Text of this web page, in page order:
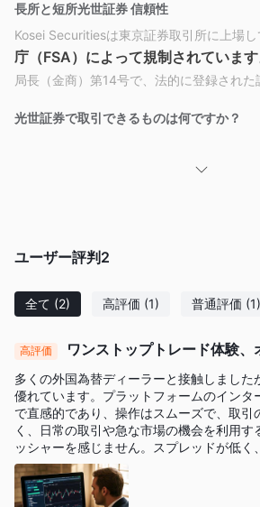
長所と短所光世証券 信頼性
Kosei Securitiesは東京証券取引所に上場し
庁（FSA）によって規制されています
局長（金商）第14号で、法的に登録された
光世証券で取引できるものは何ですか？
¥1,000,000です。5年間、配当金と売却代
光世証券手数料
主要手数料:
株式（オンライン）: ¥1,000,000未満の取
（最低¥1,100）。¥1,000,000,000を超え
数料は個別交渉の対象となります。
米国株: 一律0.495%（最低¥550）。SEC
日から一時的に免除されます。
先物オプション（オンライン）: インデッ
0.022%、国債先物に対して0.0044%、最
口座維持手数料: 年間¥2,200（同社株式を
ユーザー評判 2
全て (2) 高評価 (1) 普通評価 (1)
高評価
ワンストップトレード体験、
れたサービス
多くの外国為替ディーラーと接触しました
優れています。プラットフォームのインタ
で直感的であり、操作はスムーズで、取引
く、日常の取引や急な市場の機会を利用す
ッシャーを感じません。スプレッドが低く
的であり、コスト管理は非常に優れていま
スチームは24時間オンラインで、迅速に対
えてくれます。専門的で忍耐強く、問題解